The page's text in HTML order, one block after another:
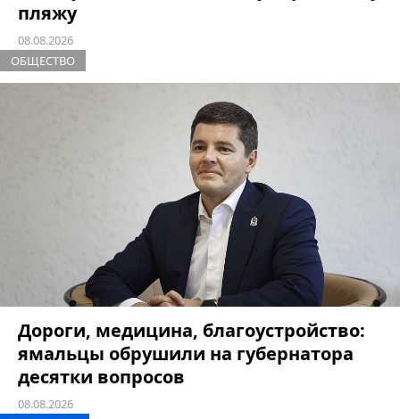
пляжу
08.08.2026
ОБЩЕСТВО
Дороги, медицина, благоустройство:
ямальцы обрушили на губернатора
десятки вопросов
08.08.2026